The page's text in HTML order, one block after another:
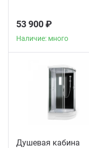
53 900 ₽
Наличие: много
Душевая кабина